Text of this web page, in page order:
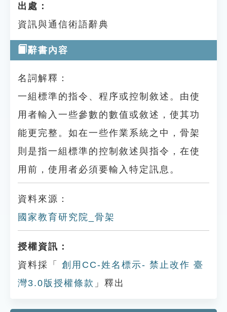
出處：
資訊與通信術語辭典
辭書內容
名詞解釋：
一組標準的指令、程序或控制敘述。由使
用者輸入一些參數的數值或敘述，使其功
能更完整。如在一些作業系統之中，骨架
則是指一組標準的控制敘述與指令，在使
用前，使用者必須要輸入特定訊息。
資料來源：
國家教育研究院_骨架
授權資訊：
資料採「
創用CC-姓名標示- 禁止改作 臺
灣3.0版授權條款 」釋出